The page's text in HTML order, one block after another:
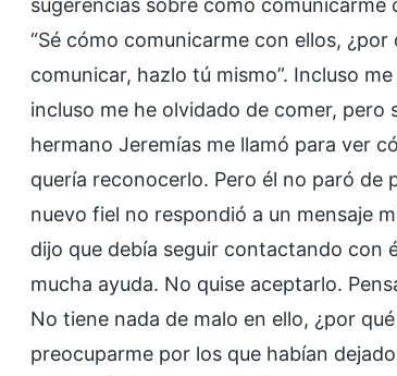
sugerencias sobre cómo comunicarme
“Sé cómo comunicarme con ellos,
comunicar, hazlo tú mismo”. Incluso
incluso me he olvidado de comer, pero
hermano Jeremías me llamó para ver
quería reconocerlo. Pero él no paró de
nuevo fiel no respondió a un mensaje
dijo que debía seguir contactando con
mucha ayuda. No quise aceptarlo.
No tiene nada de malo en ello, ¿por
preocuparme por los que habían